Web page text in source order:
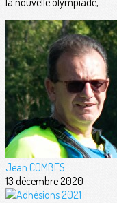
Jean COMBES
13 décembre 2020